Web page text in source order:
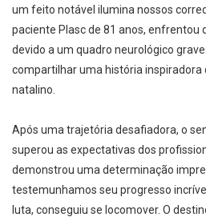
um feito notável ilumina nossos
paciente Plasc de 81 anos, enfrentou
devido a um quadro neurológico
compartilhar uma história inspiradora
natalino.
Após uma trajetória desafiadora, o
superou as expectativas dos
demonstrou uma determinação
testemunhamos seu progresso
luta, conseguiu se locomover. O